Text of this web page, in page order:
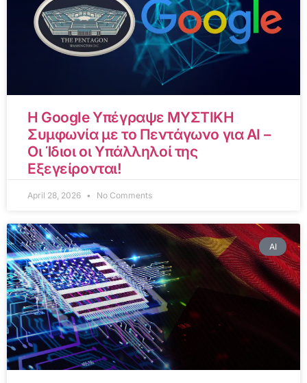
Η Google Υπέγραψε ΜΥΣΤΙΚΗ
Συμφωνία με το Πεντάγωνο για AI –
Οι Ίδιοι οι Υπάλληλοί της
Εξεγείρονται!
April 28, 2026 No Comments
AI